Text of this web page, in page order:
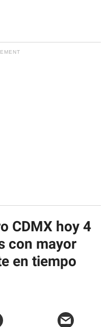
CDMX hoy 4
con mayor
en tiempo